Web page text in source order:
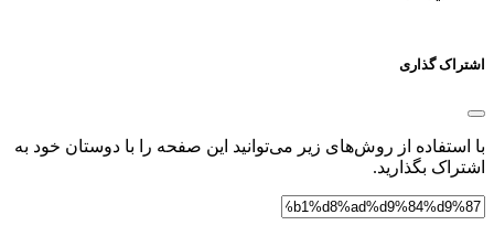
اشتراک گذاری
با استفاده از روش‌های زیر می‌توانید این صفحه را با دوستان خود به
اشتراک بگذارید.